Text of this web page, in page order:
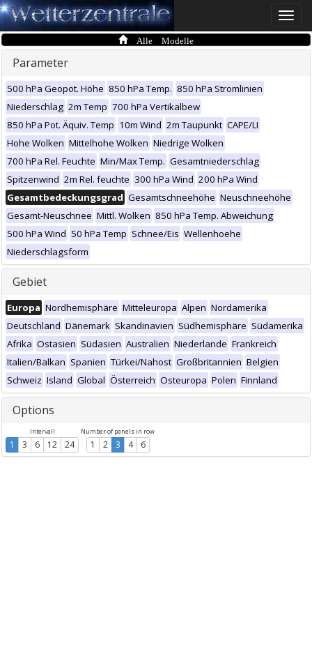
Toggle
Alle Modelle
Parameter
500 hPa Geopot. Höhe 850 hPa Temp. 850 hPa Stromlinien
Niederschlag 2m Temp 700 hPa Vertikalbew
850 hPa Pot. Äquiv. Temp 10m Wind 2m Taupunkt CAPE/LI
Hohe Wolken Mittelhohe Wolken Niedrige Wolken
700 hPa Rel. Feuchte Min/Max Temp. Gesamtniederschlag
Spitzenwind 2m Rel. feuchte 300 hPa Wind 200 hPa Wind
Gesamtbedeckungsgrad Gesamtschneehöhe Neuschneehöhe
Gesamt-Neuschnee Mittl. Wolken 850 hPa Temp. Abweichung
500 hPa Wind 50 hPa Temp Schnee/Eis Wellenhoehe
Niederschlagsform
Gebiet
Europa Nordhemisphäre Mitteleuropa Alpen Nordamerika
Deutschland Dänemark Skandinavien Südhemisphäre Südamerika
Afrika Ostasien Südasien Australien Niederlande Frankreich
Italien/Balkan Spanien Türkei/Nahost Großbritannien Belgien
Schweiz Island Global Österreich Osteuropa Polen Finnland
Options
Intervall
1 3 6 12 24
Number of panels in row
1 2 3 4 6